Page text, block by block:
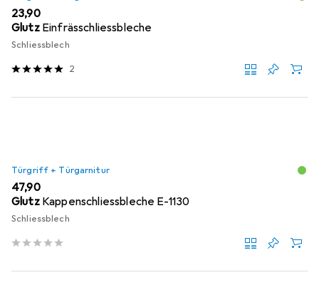
EUR
23,90
Glutz Einfrässchliessbleche
Schliessblech
2
Türgriff + Türgarnitur
EUR
47,90
Glutz Kappenschliessbleche E-1130
Schliessblech